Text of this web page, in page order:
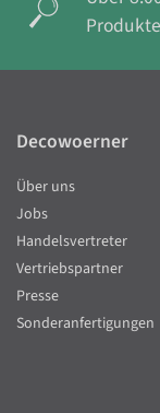
Produkte
Decowoerner
Über uns
Jobs
Handelsvertreter
Vertriebspartner
Presse
Sonderanfertigungen